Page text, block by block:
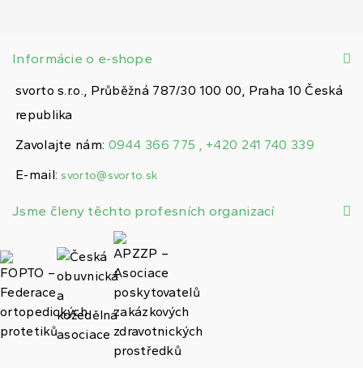
Informácie o e-shope
svorto s.r.o., Průběžná 787/30 100 00, Praha 10 Česká
republika
Zavolajte nám: 0944 366 775 , +420 241 740 339
E-mail: svorto@svorto.sk
Jsme členy těchto profesních organizací